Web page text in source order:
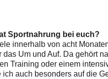
Sportnahrung bei euch?
innerhalb von acht
das Um und Auf. Da gehört
Training oder einem
ich auch besonders auf die